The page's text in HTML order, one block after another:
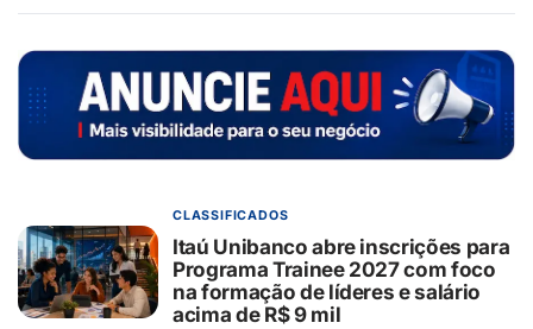
CLASSIFICADOS
Itaú Unibanco abre inscrições para
Programa Trainee 2027 com foco
na formação de líderes e salário
acima de R$ 9 mil